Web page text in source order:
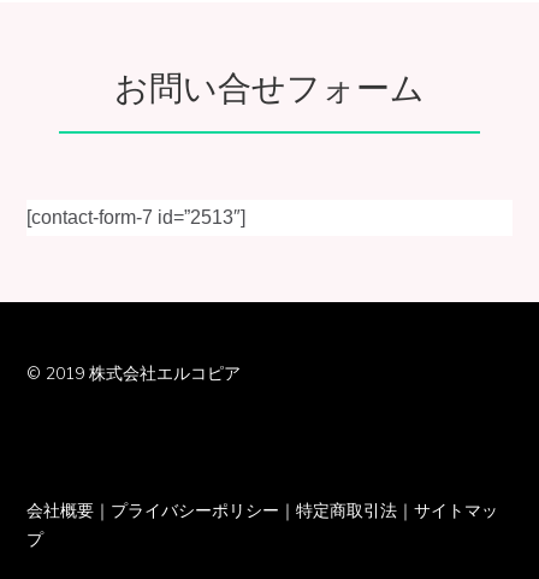
お問い合せフォーム
[contact-form-7 id=”2513″]
© 2019 株式会社エルコピア
会社概要 ｜ プライバシーポリシー ｜特定商取引法 ｜サイトマッ
プ